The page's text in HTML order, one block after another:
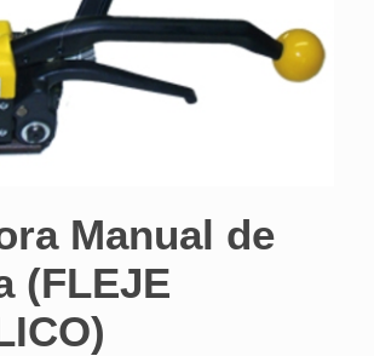
Manual de
(FLEJE